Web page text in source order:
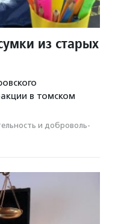
из старых
в томском
и доброволь­